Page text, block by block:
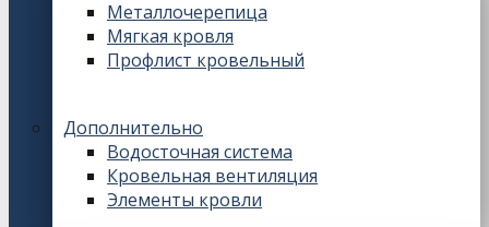
Металлочерепица
Мягкая кровля
Профлист кровельный
Дополнительно
Водосточная система
Кровельная вентиляция
Элементы кровли